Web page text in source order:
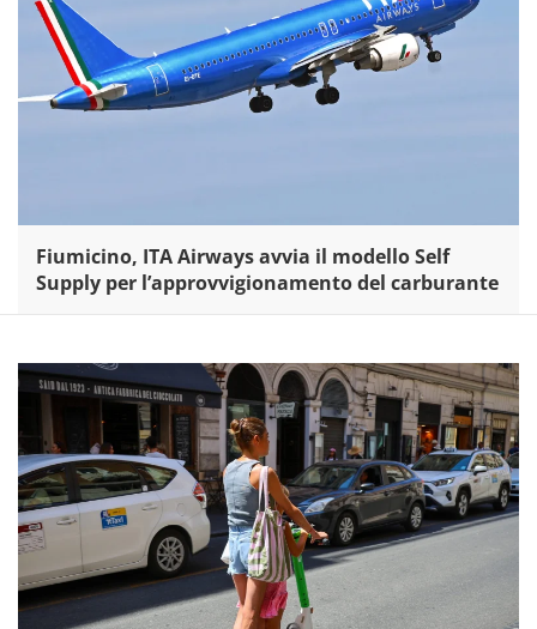
Fiumicino, ITA Airways avvia il modello Self
Supply per l’approvvigionamento del carburante